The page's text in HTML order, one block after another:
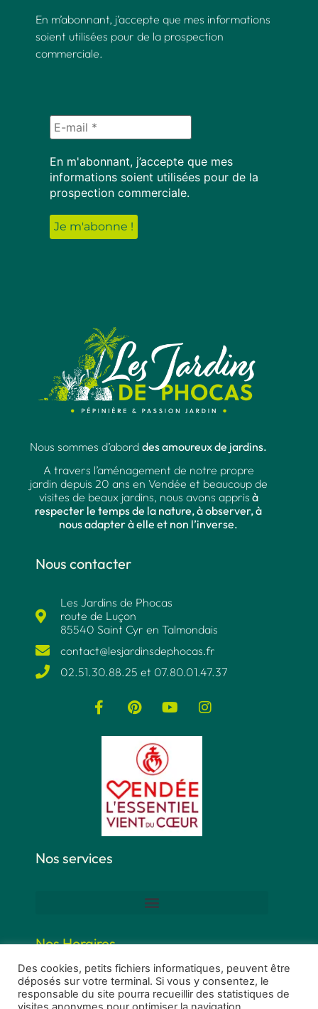
En m’abonnant, j’accepte que mes informations
soient utilisées pour de la prospection
commerciale.
En m'abonnant, j’accepte que mes
informations soient utilisées pour de la
prospection commerciale.
Nous sommes d’abord des amoureux de jardins.
A travers l’aménagement de notre propre
jardin depuis 20 ans en Vendée et beaucoup de
visites de beaux jardins, nous avons appris à
respecter le temps de la nature, à observer, à
nous adapter à elle et non l’inverse.
Nous contacter
Les Jardins de Phocas
route de Luçon
85540 Saint Cyr en Talmondais
contact@lesjardinsdephocas.fr​
02.51.30.88.25 et 07.80.01.47.37​
Nos services
Nos Horaires
Des cookies, petits fichiers informatiques, peuvent être
déposés sur votre terminal. Si vous y consentez, le
responsable du site pourra recueillir des statistiques de